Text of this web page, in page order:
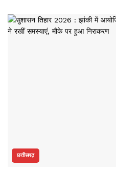
छत्तीसगढ़